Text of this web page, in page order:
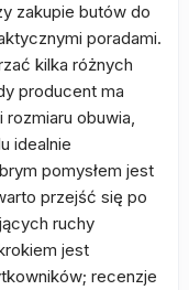
zakupie butów do
poradami.
kilka różnych
producent ma
rozmiaru obuwia,
idealnie
pomysłem jest
przejść się po
ruchy
jest
recenzje